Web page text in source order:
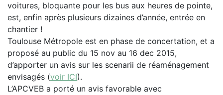
voitures, bloquante pour les bus aux heures de pointe,
est, enfin après plusieurs dizaines d’année, entrée en
chantier !
Toulouse Métropole est en phase de concertation, et a
proposé au public du 15 nov au 16 dec 2015,
d’apporter un avis sur les scenarii de réaménagement
envisagés (voir ICI).
L’APCVEB a porté un avis favorable avec